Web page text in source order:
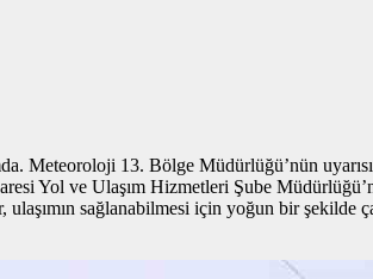
Meteoroloji 13. Bölge Müdürlüğü’nün
Yol ve Ulaşım Hizmetleri Şube
sağlanabilmesi için yoğun bir şekilde